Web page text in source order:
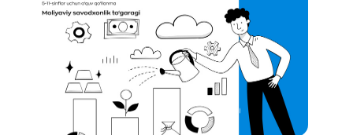
Кейс-чемпионат
Тренинглар ва семинарлар
Finlit.uz янгиликлари
ОАВда лойиҳалар